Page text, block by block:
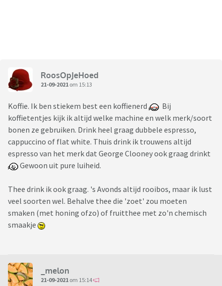
RoosOpJeHoed
21-09-2021 om 15:13
Koffie. Ik ben stiekem best een koffienerd
Bij
koffietentjes kijk ik altijd welke machine en welk merk/soort
bonen ze gebruiken. Drink heel graag dubbele espresso,
cappuccino of flat white. Thuis drink ik trouwens altijd
espresso van het merk dat George Clooney ook graag drinkt
Gewoon uit pure luiheid.
Thee drink ik ook graag. 's Avonds altijd rooibos, maar ik lust
veel soorten wel. Behalve thee die 'zoet' zou moeten
smaken (met honing ofzo) of fruitthee met zo'n chemisch
smaakje
_melon
21-09-2021 om 15:14